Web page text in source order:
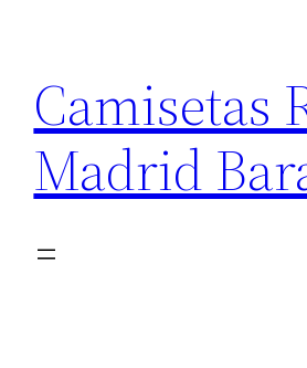
contenido
Camisetas
Madrid